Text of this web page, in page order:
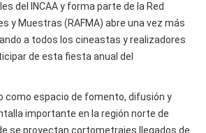
del INCAA y forma parte de la Red
y Muestras (RAFMA) abre una vez más
a todos los cineastas y realizadores
de esta fiesta anual del
como espacio de fomento, difusión y
importante en la región norte de
se proyectan cortometrajes llegados de